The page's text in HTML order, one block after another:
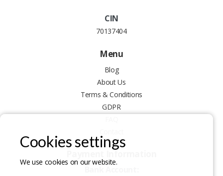
CIN
70137404
Menu
Blog
About Us
Terms & Conditions
GDPR
Cookies settings
We use cookies on our website.